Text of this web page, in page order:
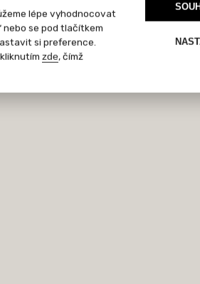
lépe vyhodnocovat
nebo se pod tlačítkem
si preference.
zde, čímž